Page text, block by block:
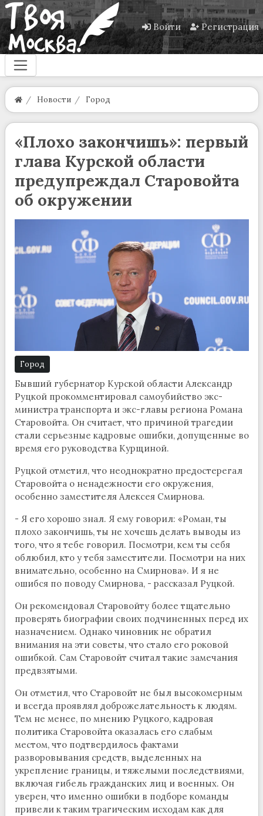
Войти Регистрация
Новости Город
«Плохо закончишь»: первый
глава Курской области
предупреждал Старовойта
об окружении
Город
Бывший губернатор Курской области Александр
Руцкой прокомментировал самоубийство экс-
министра транспорта и экс-главы региона Романа
Старовойта. Он считает, что причиной трагедии
стали серьезные кадровые ошибки, допущенные во
время его руководства Курщиной.
Руцкой отметил, что неоднократно предостерегал
Старовойта о ненадежности его окружения,
особенно заместителя Алексея Смирнова.
- Я его хорошо знал. Я ему говорил: «Роман, ты
плохо закончишь, ты не хочешь делать выводы из
того, что я тебе говорил. Посмотри, кем ты себя
облюбил, кто у тебя заместители. Посмотри на них
внимательно, особенно на Смирнова». И я не
ошибся по поводу Смирнова, - рассказал Руцкой.
Он рекомендовал Старовойту более тщательно
проверять биографии своих подчиненных перед их
назначением. Однако чиновник не обратил
внимания на эти советы, что стало его роковой
ошибкой. Сам Старовойт считал такие замечания
предвзятыми.
Он отметил, что Старовойт не был высокомерным
и всегда проявлял доброжелательность к людям.
Тем не менее, по мнению Руцкого, кадровая
политика Старовойта оказалась его слабым
местом, что подтвердилось фактами
разворовывания средств, выделенных на
укрепление границы, и тяжелыми последствиями,
включая гибель гражданских лиц и военных. Он
уверен, что именно ошибки в подборе команды
привели к таким трагическим исходам как для